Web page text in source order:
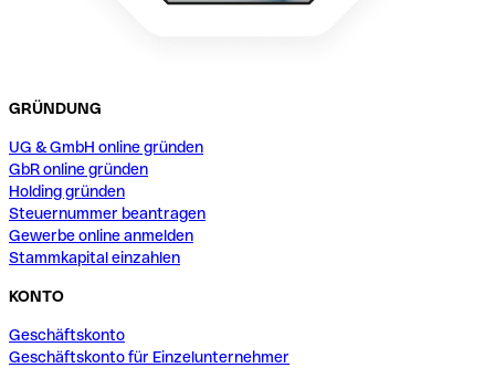
GRÜNDUNG
UG & GmbH online gründen
GbR online gründen
Holding gründen
Steuernummer beantragen
Gewerbe online anmelden
Stammkapital einzahlen
KONTO
Geschäftskonto
Geschäftskonto für Einzelunternehmer